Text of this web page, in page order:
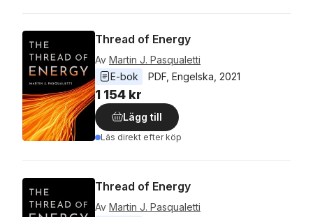
Thread of Energy
Av Martin J. Pasqualetti
E-bok
PDF Engelska 2021
1 154 kr
Lägg till
Läs direkt efter köp
Thread of Energy
Av Martin J. Pasqualetti